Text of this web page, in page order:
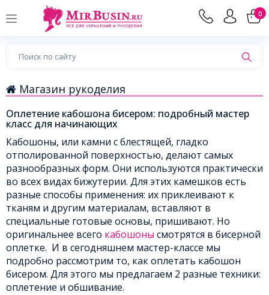
0
Магазин рукоделия
Оплетение кабошона бисером: подробный мастер
класс для начинающих
Кабошоны, или камни с блестящей, гладко
отполированной поверхностью, делают самых
разнообразных форм. Они используются практически
во всех видах бижутерии. Для этих камешков есть
разные способы применения: их приклеивают к
тканям и другим материалам, вставляют в
специальные готовые основы, пришивают. Но
оригинальнее всего кабошоны смотрятся в бисерной
оплетке. И в сегодняшнем мастер-классе мы
подробно рассмотрим то, как оплетать кабошон
бисером. Для этого мы предлагаем 2 разные техники:
оплетение и обшивание.